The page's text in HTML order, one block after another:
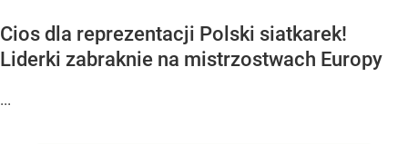
Cios dla reprezentacji Polski siatkarek!
Liderki zabraknie na mistrzostwach Europy
...